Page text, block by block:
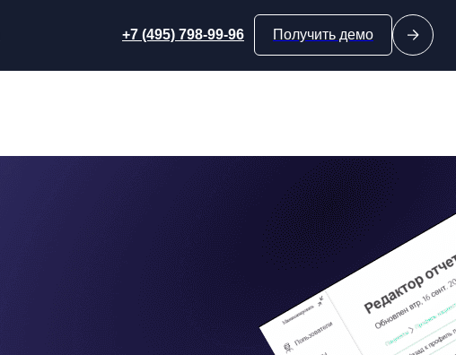
+7 (495) 798-99-96 Получить демо